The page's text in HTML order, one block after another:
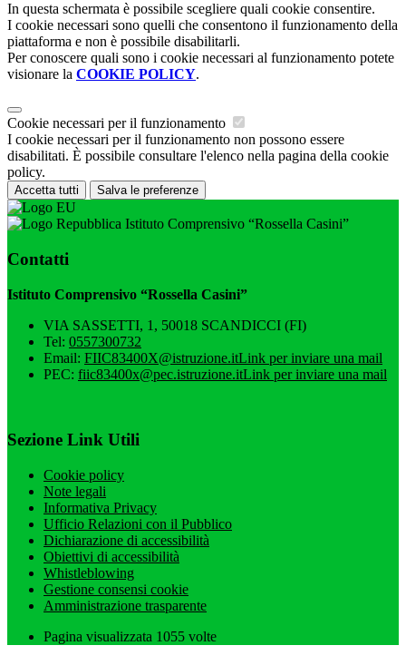
In questa schermata è possibile scegliere quali cookie consentire.
I cookie necessari sono quelli che consentono il funzionamento della
piattaforma e non è possibile disabilitarli.
Per conoscere quali sono i cookie necessari al funzionamento potete
visionare la COOKIE POLICY.
Cookie necessari per il funzionamento
I cookie necessari per il funzionamento non possono essere
disabilitati. È possibile consultare l'elenco nella pagina della cookie
policy.
Accetta tutti Salva le preferenze
Istituto Comprensivo “Rossella Casini”
Contatti
Istituto Comprensivo “Rossella Casini”
VIA SASSETTI, 1, 50018 SCANDICCI (FI)
Tel: 0557300732
Email: FIIC83400X@istruzione.itLink per inviare una mail
PEC: fiic83400x@pec.istruzione.itLink per inviare una mail
Sezione Link Utili
Cookie policy
Note legali
Informativa Privacy
Ufficio Relazioni con il Pubblico
Dichiarazione di accessibilità
Obiettivi di accessibilità
Whistleblowing
Gestione consensi cookie
Amministrazione trasparente
Pagina visualizzata 1055 volte